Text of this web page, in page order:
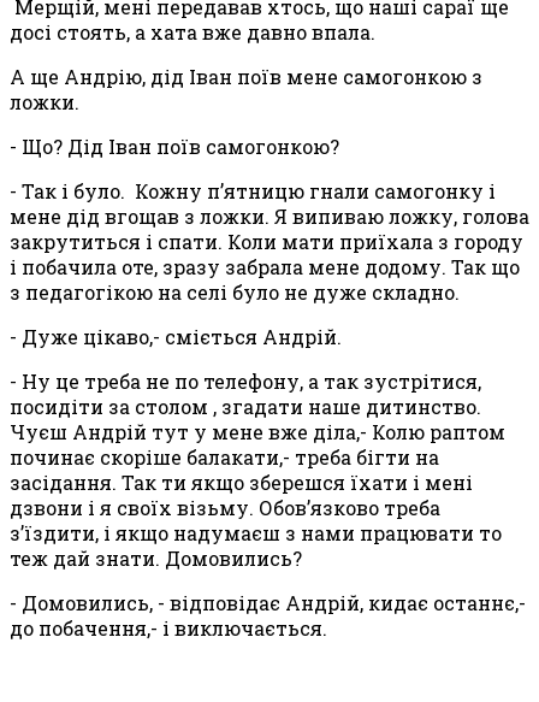
Мерщій, мені передавав хтось, що наші сараї ще
досі стоять, а хата вже давно впала.
А ще Андрію, дід Іван поїв мене самогонкою з
ложки.
- Що? Дід Іван поїв самогонкою?
- Так і було. Кожну п’ятницю гнали самогонку і
мене дід вгощав з ложки. Я випиваю ложку, голова
закрутиться і спати. Коли мати приїхала з городу
і побачила оте, зразу забрала мене додому. Так що
з педагогікою на селі було не дуже складно.
- Дуже цікаво,- сміється Андрій.
- Ну це треба не по телефону, а так зустрітися,
посидіти за столом , згадати наше дитинство.
Чуєш Андрій тут у мене вже діла,- Колю раптом
починає скоріше балакати,- треба бігти на
засідання. Так ти якщо зберешся їхати і мені
дзвони і я своїх візьму. Обов’язково треба
з’їздити, і якщо надумаєш з нами працювати то
теж дай знати. Домовились?
- Домовились, - відповідає Андрій, кидає останнє,-
до побачення,- і виключається.